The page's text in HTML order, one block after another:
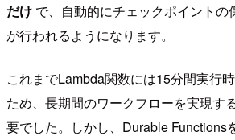
だけ で、自動的にチェックポイントの
が行われるようになります。
これまでLambda関数には15分間実行
ため、長期間のワークフローを実現す
要でした。しかし、Durable Functions